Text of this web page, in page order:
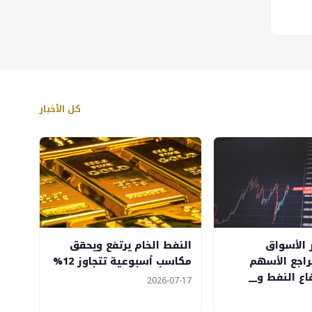
كل الأخبار
الأسواق
الأسهم
النفط و__
النفط الخام يرتفع ويحقق
مكاسب أسبوعية تتجاوز 12%
2026-07-17